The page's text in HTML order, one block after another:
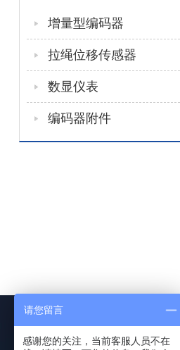
增量型编码器
拉绳位移传感器
数显仪表
编码器附件
请您留言
感谢您的关注，当前客服人员不在